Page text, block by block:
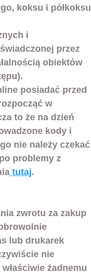
koksu i półkoksu
i
przez
obiektów
posiadać przed
w
to że na dzień
kody i
nie należy czekać
problemy z
tutaj.
zwrotu za zakup
lub drukarek
nie
żadnemu